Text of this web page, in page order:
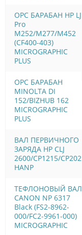
OPC БАРАБАН HP LJ
Pro
M252/M277/M452
(CF400-403)
MICROGRAPHIC
PLUS
OPC БАРАБАН
MINOLTA DI
152/BIZHUB 162
MICROGRAPHIC
PLUS
ВАЛ ПЕРВИЧНОГО
ЗАРЯДА HP CLJ
2600/CP1215/CP2025
HANP
ТЕФЛОНОВЫЙ ВАЛ
CANON NP 6317
Black (FS2-8962-
000/FC2-9961-000)
MICROGRAPHIC